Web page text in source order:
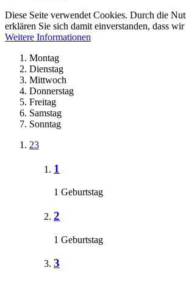
Diese Seite verwendet Cookies. Durch die
erklären Sie sich damit einverstanden, dass
Weitere Informationen
Montag
Dienstag
Mittwoch
Donnerstag
Freitag
Samstag
Sonntag
23
1
1 Geburtstag
2
1 Geburtstag
3